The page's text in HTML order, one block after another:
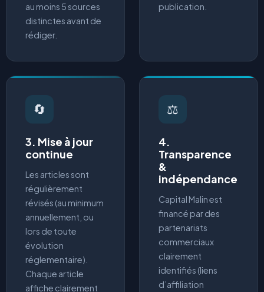
au moins 5 sources
distinctes avant de
rédiger.
publication.
🔄
3. Mise à jour
continue
Les articles sont
régulièrement
révisés (au minimum
annuellement, ou
lors de toute
évolution
réglementaire).
Chaque article
affiche clairement
⚖️
4.
Transparence
&
indépendance
Capital Malin est
financé par des
partenariats
commerciaux
clairement
identifiés (liens
d’affiliation